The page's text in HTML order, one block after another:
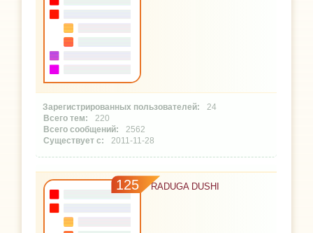
24
220
2562
2011-11-28
125 RADUGA DUSHI